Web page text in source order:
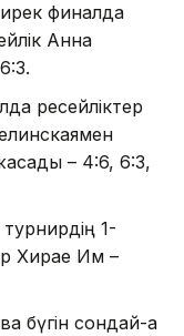
финалда
Анна
ресейліктер
– 4:6, 6:3,
1-
Хирае Им –
бүгін сондай-ақ